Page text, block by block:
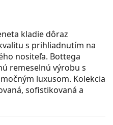
kladie dôraz
s prihliadnutím na
nositeľa. Bottega
remeselnú výrobu s
luxusom. Kolekcia
sofistikovaná a
60sú pánske slnečné